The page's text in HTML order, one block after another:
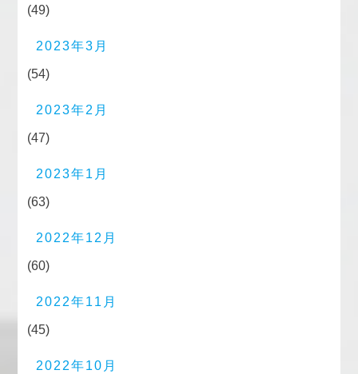
(49)
2023年3月
(54)
2023年2月
(47)
2023年1月
(63)
2022年12月
(60)
2022年11月
(45)
2022年10月